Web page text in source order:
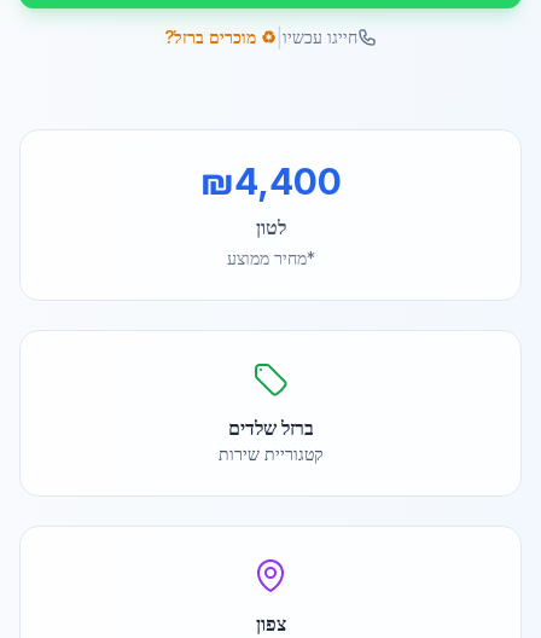
חייגו עכשיו ♻️ מוכרים ברזל?
₪4,400
לטון
*מחיר ממוצע
ברזל שלדים
קטגוריית שירות
צפון